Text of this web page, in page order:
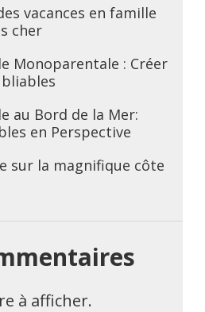
vacances en famille
cher
Monoparentale : Créer
au Bord de la Mer:
en Perspective
sur la magnifique côte
à afficher.